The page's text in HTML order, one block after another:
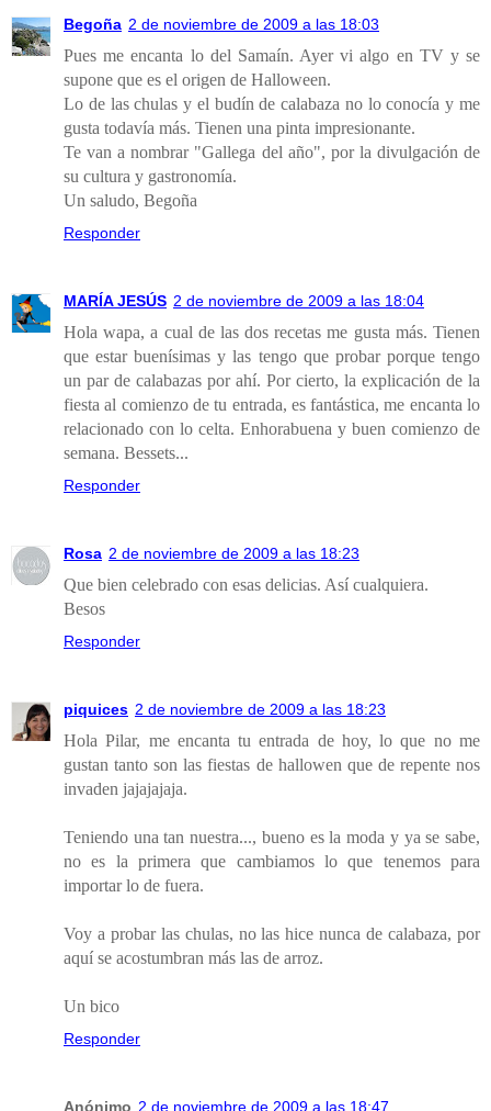
Begoña 2 de noviembre de 2009 a las 18:03
Pues me encanta lo del Samaín. Ayer vi algo en TV y se
supone que es el origen de Halloween.
Lo de las chulas y el budín de calabaza no lo conocía y me
gusta todavía más. Tienen una pinta impresionante.
Te van a nombrar "Gallega del año", por la divulgación de
su cultura y gastronomía.
Un saludo, Begoña
Responder
MARÍA JESÚS 2 de noviembre de 2009 a las 18:04
Hola wapa, a cual de las dos recetas me gusta más. Tienen
que estar buenísimas y las tengo que probar porque tengo
un par de calabazas por ahí. Por cierto, la explicación de la
fiesta al comienzo de tu entrada, es fantástica, me encanta lo
relacionado con lo celta. Enhorabuena y buen comienzo de
semana. Bessets...
Responder
Rosa 2 de noviembre de 2009 a las 18:23
Que bien celebrado con esas delicias. Así cualquiera.
Besos
Responder
piquices 2 de noviembre de 2009 a las 18:23
Hola Pilar, me encanta tu entrada de hoy, lo que no me
gustan tanto son las fiestas de hallowen que de repente nos
invaden jajajajaja.
Teniendo una tan nuestra..., bueno es la moda y ya se sabe,
no es la primera que cambiamos lo que tenemos para
importar lo de fuera.
Voy a probar las chulas, no las hice nunca de calabaza, por
aquí se acostumbran más las de arroz.
Un bico
Responder
Anónimo 2 de noviembre de 2009 a las 18:47